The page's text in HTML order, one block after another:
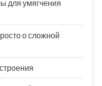
для умягчения
о сложной